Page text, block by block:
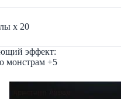
х 20
эффект:
монстрам +5